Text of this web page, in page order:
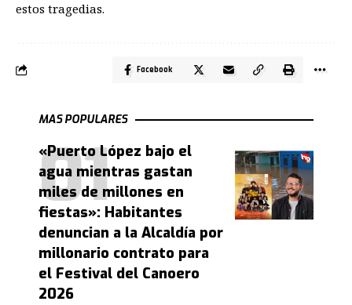
estos tragedias.
Facebook
MAS POPULARES
«Puerto López bajo el
agua mientras gastan
miles de millones en
fiestas»: Habitantes
denuncian a la Alcaldía por
millonario contrato para
el Festival del Canoero
2026